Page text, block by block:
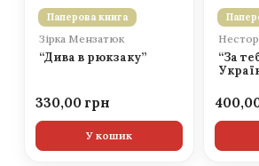
Паперова книга
Зірка Мензатюк
“Дива в рюкзаку”
330,00
У кошик
“За